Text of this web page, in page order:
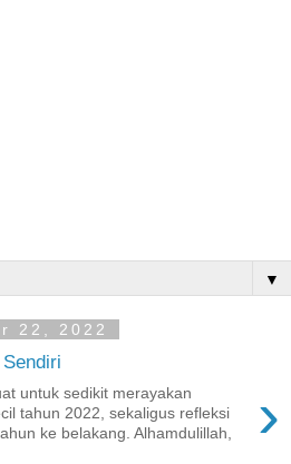
▼
22, 2022
›
untuk sedikit merayakan
tahun 2022, sekaligus refleksi
ke belakang. Alhamdulillah,